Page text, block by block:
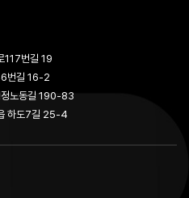
117번길 19
번길 16-2
정노동길 190-83
하도7길 25-4